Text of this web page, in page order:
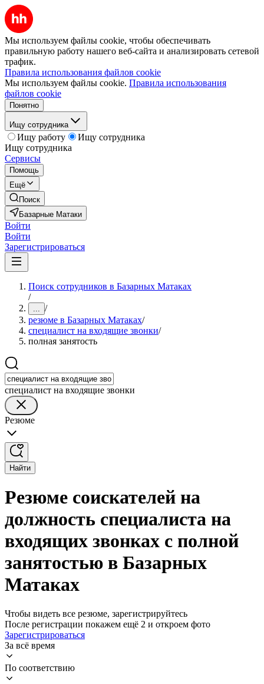
Мы используем файлы cookie, чтобы обеспечивать
правильную работу нашего веб-сайта и анализировать сетевой
трафик.
Правила использования файлов cookie
Мы используем файлы cookie. Правила использования
файлов cookie
Понятно
Ищу сотрудника
Ищу работу
Ищу сотрудника
Ищу сотрудника
Сервисы
Помощь
Ещё
Поиск
Базарные Матаки
Войти
Войти
Зарегистрироваться
Поиск сотрудников в Базарных Матаках
/
... /
резюме в Базарных Матаках/
специалист на входящие звонки/
полная занятость
специалист на входящие звонки
Резюме
Найти
Резюме соискателей на
должность специалиста на
входящих звонках с полной
занятостью в Базарных
Матаках
Чтобы видеть все резюме, зарегистрируйтесь
После регистрации покажем ещё 2 и откроем фото
Зарегистрироваться
За всё время
По соответствию